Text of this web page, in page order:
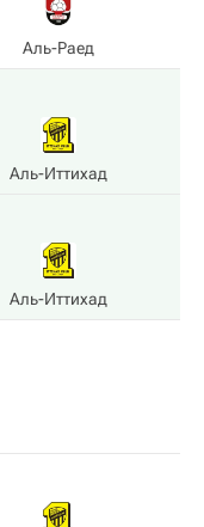
Аль-Раед
Аль-Иттихад
Аль-Иттихад